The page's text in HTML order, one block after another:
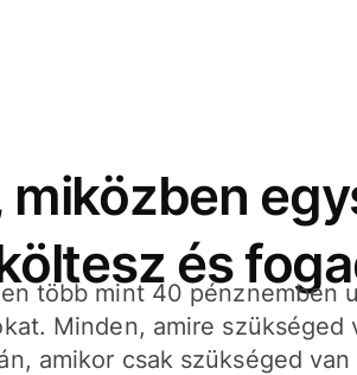
miközben
és
több mint 40 pénznemben
Minden, amire szükséged
amikor csak szükséged van